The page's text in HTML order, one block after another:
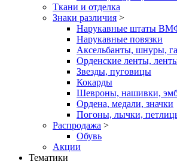
Ткани и отделка
Знаки различия >
Нарукавные штаты
Нарукавные повязки
Аксельбанты, шнуры,
Орденские ленты,
Звезды, пуговицы
Кокарды
Шевроны, нашивки,
Ордена, медали, значки
Погоны, лычки,
Распродажа >
Обувь
Акции
Тематики